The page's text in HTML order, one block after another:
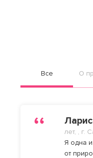
Все О
лет, , г.
Я одна
от